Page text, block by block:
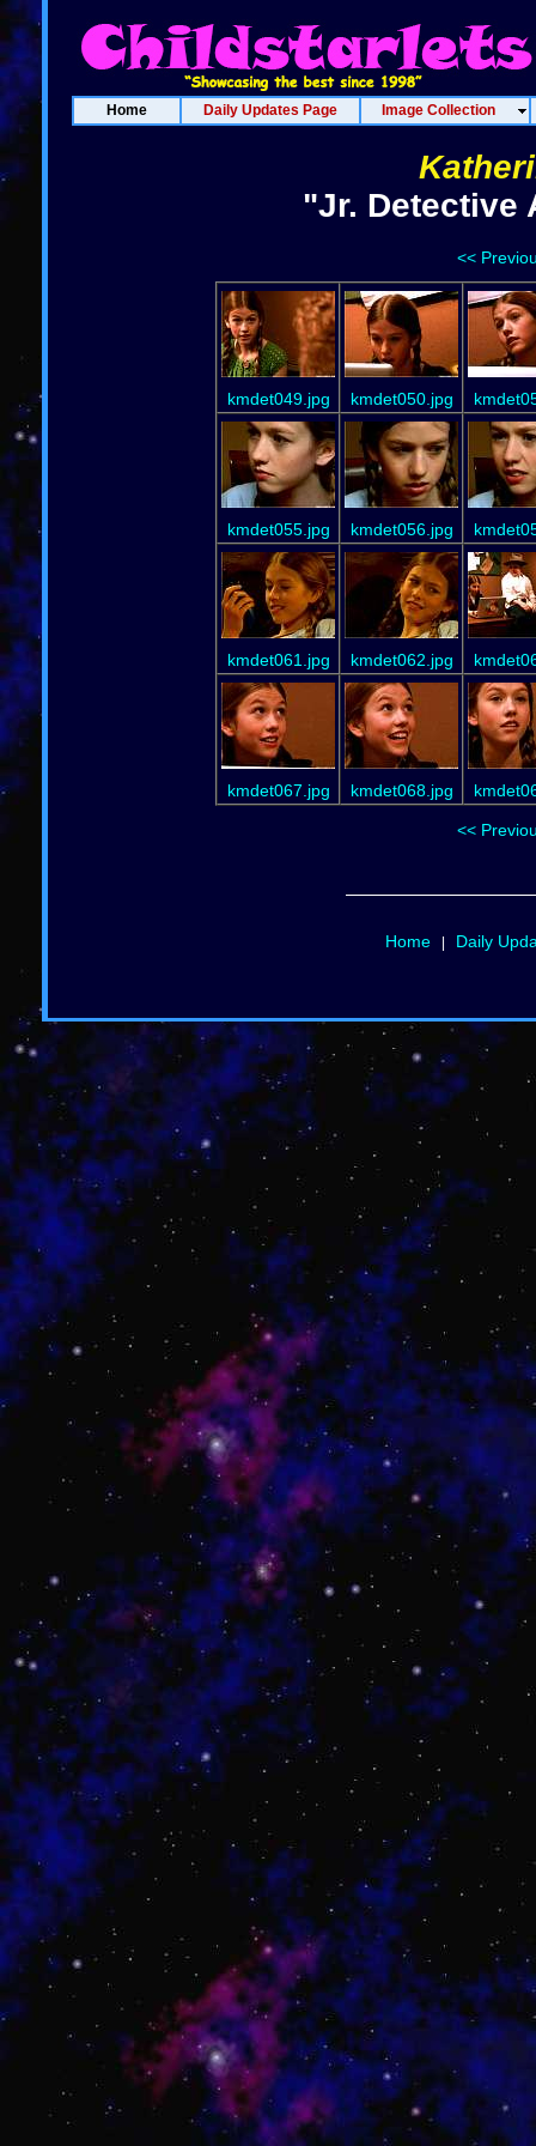
Home Daily Updates Page Image Collection
"Jr. Detective
<<
kmdet049.jpg kmdet050.jpg
kmdet055.jpg kmdet056.jpg
kmdet061.jpg kmdet062.jpg
kmdet067.jpg kmdet068.jpg
<<
Home| Daily